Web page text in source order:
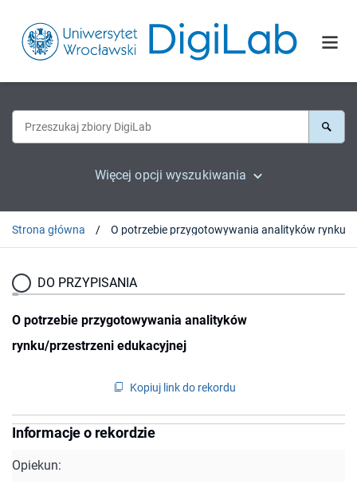
Więcej opcji wyszukiwania
Strona główna
DO PRZYPISANIA
O potrzebie przygotowywania analityków
rynku/przestrzeni edukacyjnej
Kopiuj link do rekordu
Informacje o rekordzie
Opiekun: